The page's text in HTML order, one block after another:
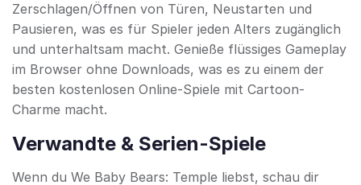
Zerschlagen/Öffnen von Türen, Neustarten und
Pausieren, was es für Spieler jeden Alters zugänglich
und unterhaltsam macht. Genieße flüssiges Gameplay
im Browser ohne Downloads, was es zu einem der
besten kostenlosen Online-Spiele mit Cartoon-
Charme macht.
Verwandte & Serien-Spiele
Wenn du We Baby Bears: Temple liebst, schau dir